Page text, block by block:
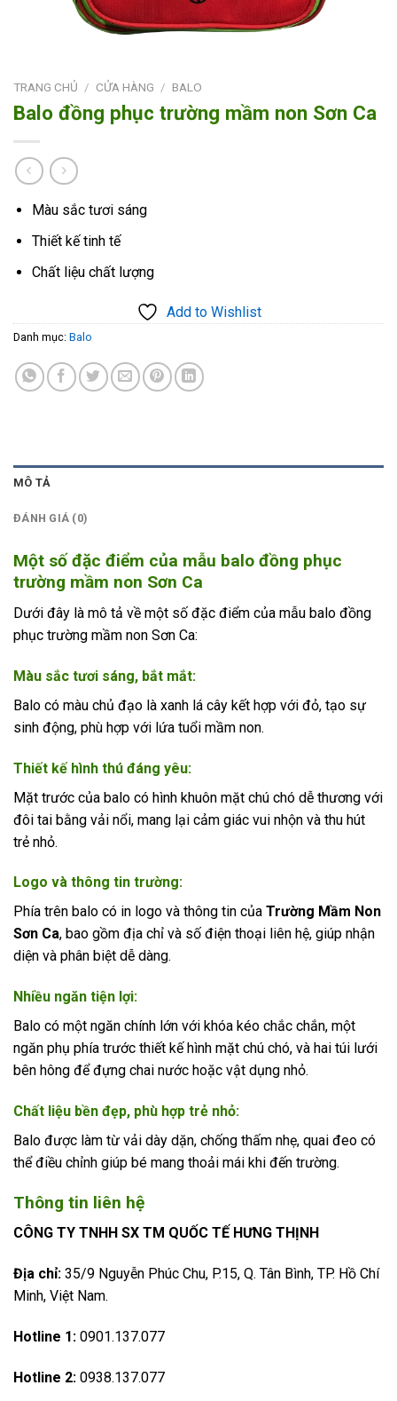
TRANG CHỦ / CỬA HÀNG / BALO
Balo đồng phục trường mầm non Sơn Ca
Màu sắc tươi sáng
Thiết kế tinh tế
Chất liệu chất lượng
Add to Wishlist
Danh mục: Balo
MÔ TẢ
ĐÁNH GIÁ (0)
Một số đặc điểm của mẫu balo đồng phục
trường mầm non Sơn Ca
Dưới đây là mô tả về một số đặc điểm của mẫu balo đồng
phục trường mầm non Sơn Ca:
Màu sắc tươi sáng, bắt mắt:
Balo có màu chủ đạo là xanh lá cây kết hợp với đỏ, tạo sự
sinh động, phù hợp với lứa tuổi mầm non.
Thiết kế hình thú đáng yêu:
Mặt trước của balo có hình khuôn mặt chú chó dễ thương với
đôi tai bằng vải nổi, mang lại cảm giác vui nhộn và thu hút
trẻ nhỏ.
Logo và thông tin trường:
Phía trên balo có in logo và thông tin của Trường Mầm Non
Sơn Ca, bao gồm địa chỉ và số điện thoại liên hệ, giúp nhận
diện và phân biệt dễ dàng.
Nhiều ngăn tiện lợi:
Balo có một ngăn chính lớn với khóa kéo chắc chắn, một
ngăn phụ phía trước thiết kế hình mặt chú chó, và hai túi lưới
bên hông để đựng chai nước hoặc vật dụng nhỏ.
Chất liệu bền đẹp, phù hợp trẻ nhỏ:
Balo được làm từ vải dày dặn, chống thấm nhẹ, quai đeo có
thể điều chỉnh giúp bé mang thoải mái khi đến trường.
Thông tin liên hệ
CÔNG TY TNHH SX TM QUỐC TẾ HƯNG THỊNH
Địa chỉ: 35/9 Nguyễn Phúc Chu, P.15, Q. Tân Bình, TP. Hồ Chí
Minh, Việt Nam.
Hotline 1: 0901.137.077
Hotline 2: 0938.137.077